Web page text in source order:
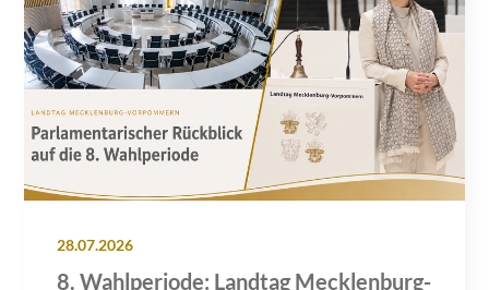
28.07.2026
8. Wahlperiode: Landtag Mecklenburg-